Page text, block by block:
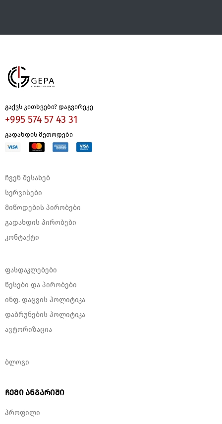
გაქვს კითხვები? დაგვირეკე
+995 574 57 43 31
გადახდის მეთოდები
ჩვენ შესახებ
სერვისები
მიწოდების პირობები
გადახდის პირობები
კონტაქტი
ფასდაკლებები
წესები და პირობები
ინფ. დაცვის პოლიტიკა
დაბრუნების პოლიტიკა
ავტორიზაცია
ბლოგი
ჩემი ანგარიში
პროფილი